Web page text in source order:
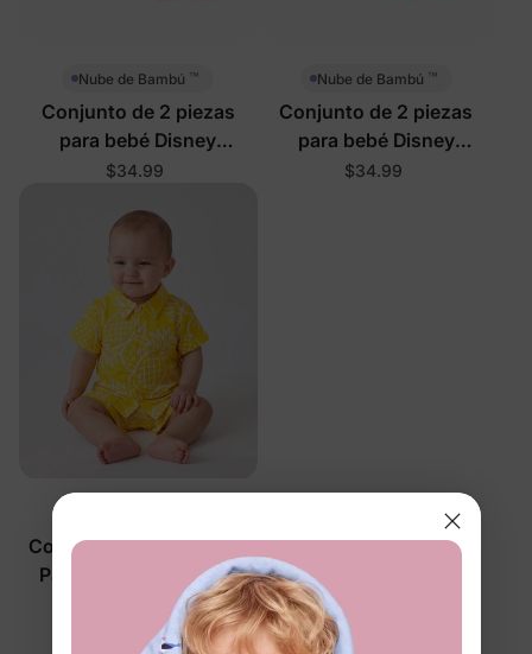
Nube de Bambú ™
Conjunto de 2 piezas
para bebé Disney
Princesa en rosa
$34.99
Nube de Bambú ™
Conjunto de 2 piezas
para bebé Disney
Princesa en verde
$34.99
Conjunto de Camiseta y
Pantalones Cortos de
Piña Bebé Amarillo